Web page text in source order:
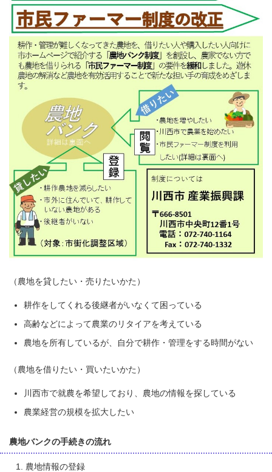
（農地を貸したい・売りたいかた）
耕作をしてくれる後継者がいなくて困っている
高齢などによって農業のリタイアを考えている
農地を所有しているが、自分で耕作・管理をする時間がない
（農地を借りたい・買いたいかた）
川西市で就農を希望しており、農地の情報を探している
農業経営の規模を拡大したい
農地バンクの手続きの流れ
農地情報の登録